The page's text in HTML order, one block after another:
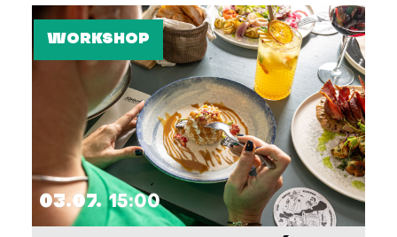
WORKSHOP
03.07. 15:00